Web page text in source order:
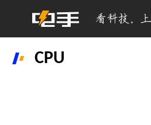
CPU